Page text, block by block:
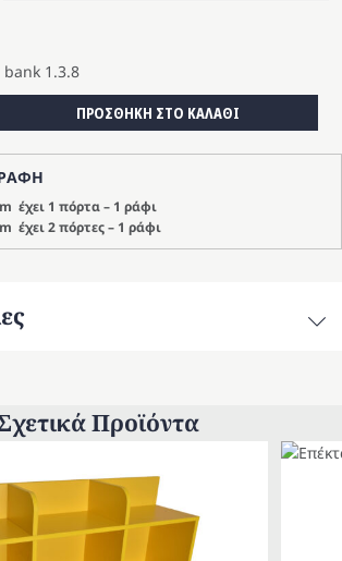
ΠΡΟΣΘΗΚΗ ΣΤΟ ΚΑΛΑΘΙ
έχει 1 πόρτα – 1 ράφι
έχει 2 πόρτες – 1 ράφι
Προϊόντα